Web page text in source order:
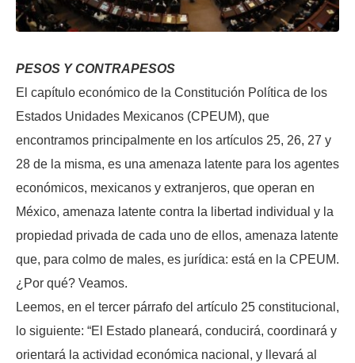
PESOS Y CONTRAPESOS
El capítulo económico de la Constitución Política de los
Estados Unidades Mexicanos (CPEUM), que
encontramos principalmente en los artículos 25, 26, 27 y
28 de la misma, es una amenaza latente para los agentes
económicos, mexicanos y extranjeros, que operan en
México, amenaza latente contra la libertad individual y la
propiedad privada de cada uno de ellos, amenaza latente
que, para colmo de males, es jurídica: está en la CPEUM.
¿Por qué? Veamos.
Leemos, en el tercer párrafo del artículo 25 constitucional,
lo siguiente: “El Estado planeará, conducirá, coordinará y
orientará la actividad económica nacional, y llevará al